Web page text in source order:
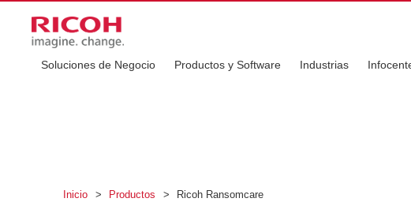
Soluciones de Negocio Productos y Software Industrias
Inicio > Productos > Ricoh Ransomcare